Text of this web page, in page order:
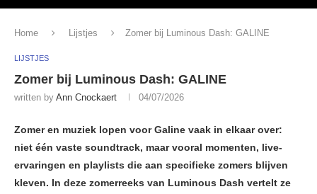
Home Lijstjes Zomer bij Luminous Dash: GALINE
LIJSTJES
Zomer bij Luminous Dash: GALINE
written by Ann Cnockaert 04/07/2026
Zomer en muziek lopen voor Galine vaak in elkaar over:
niet één vaste soundtrack, maar vooral momenten, live-
ervaringen en playlists die aan specifieke zomers blijven
kleven. In deze zomerreeks van Luminous Dash vertelt ze